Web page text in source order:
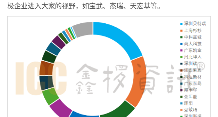
极企业进入大家的视野，如宝武、杰瑞、天宏基等。